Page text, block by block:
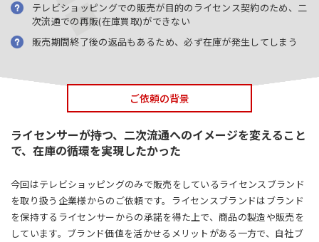
テレビショッピングでの販売が目的のライセンス契約のため、二
次流通での再販(在庫買取)ができない
販売期間終了後の返品もあるため、必ず在庫が発生してしまう
ご依頼の背景
ライセンサーが持つ、二次流通へのイメージを変えること
で、在庫の循環を実現したかった
今回はテレビショッピングのみで販売をしているライセンスブランド
を取り扱う企業様からのご依頼です。ライセンスブランドはブランド
を保持するライセンサーからの承諾を得た上で、商品の製造や販売を
しています。ブランド価値を活かせるメリットがある一方で、自社ブ